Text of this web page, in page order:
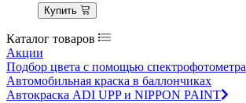
Купить
Каталог товаров
Акции
Подбор цвета с помощью спектрофотометра
Автомобильная краска в баллончиках
Автокраска ADI UPP и NIPPON PAINT